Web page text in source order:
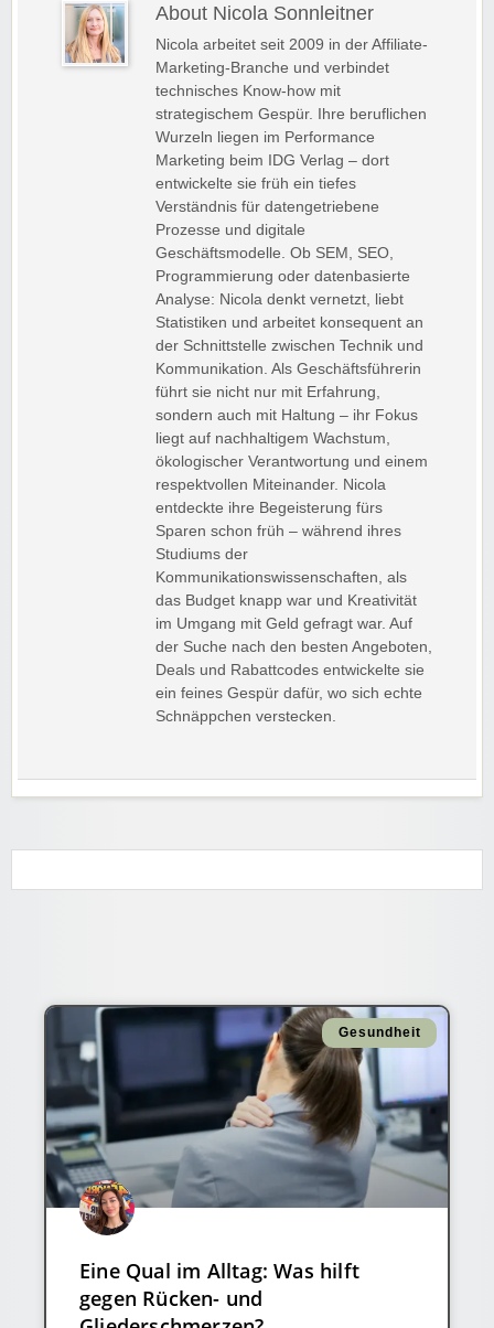
About Nicola Sonnleitner
Nicola arbeitet seit 2009 in der Affiliate-
Marketing-Branche und verbindet
technisches Know-how mit
strategischem Gespür. Ihre beruflichen
Wurzeln liegen im Performance
Marketing beim IDG Verlag – dort
entwickelte sie früh ein tiefes
Verständnis für datengetriebene
Prozesse und digitale
Geschäftsmodelle. Ob SEM, SEO,
Programmierung oder datenbasierte
Analyse: Nicola denkt vernetzt, liebt
Statistiken und arbeitet konsequent an
der Schnittstelle zwischen Technik und
Kommunikation. Als Geschäftsführerin
führt sie nicht nur mit Erfahrung,
sondern auch mit Haltung – ihr Fokus
liegt auf nachhaltigem Wachstum,
ökologischer Verantwortung und einem
respektvollen Miteinander. Nicola
entdeckte ihre Begeisterung fürs
Sparen schon früh – während ihres
Studiums der
Kommunikationswissenschaften, als
das Budget knapp war und Kreativität
im Umgang mit Geld gefragt war. Auf
der Suche nach den besten Angeboten,
Deals und Rabattcodes entwickelte sie
ein feines Gespür dafür, wo sich echte
Schnäppchen verstecken.
Gesundheit
Eine Qual im Alltag: Was hilft
gegen Rücken- und